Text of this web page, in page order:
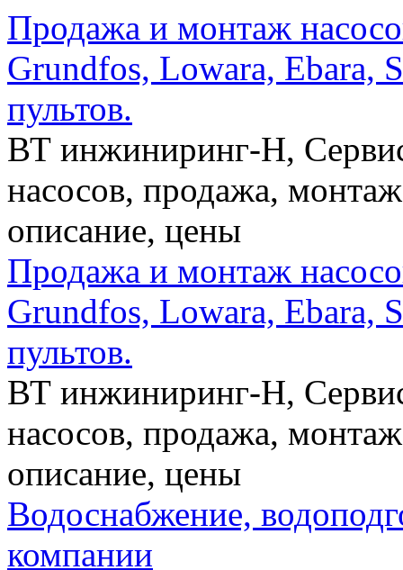
Продажа и монтаж
Grundfos, Lowara, Ebаra,
пультов.
ВТ инжиниринг-Н,
насосов, продажа,
описание, цены
Продажа и монтаж
Grundfos, Lowara, Ebаra,
пультов.
ВТ инжиниринг-Н,
насосов, продажа,
описание, цены
Водоснабжение,
компании